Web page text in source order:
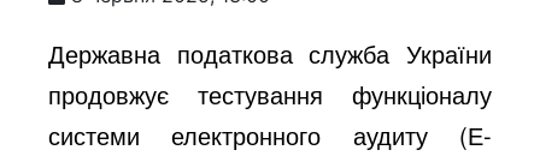
Державна податкова служба України
продовжує тестування функціоналу
системи електронного аудиту (Е-